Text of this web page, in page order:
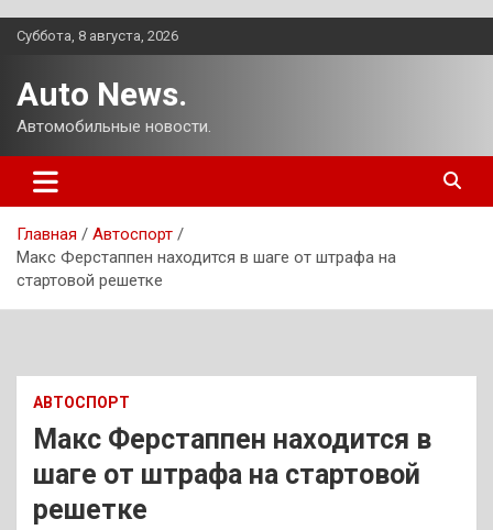
Перейти
Суббота, 8 августа, 2026
Auto News.
Автомобильные новости.
Главная
Автоспорт
Макс Ферстаппен находится в шаге от штрафа на
стартовой решетке
АВТОСПОРТ
Макс Ферстаппен находится в
шаге от штрафа на стартовой
решетке